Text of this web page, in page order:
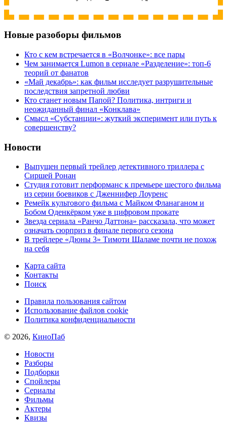
Новые разоборы фильмов
Кто с кем встречается в «Волчонке»: все пары
Чем занимается Lumon в сериале «Разделение»: топ-6
теорий от фанатов
«Май декабрь»: как фильм исследует разрушительные
последствия запретной любви
Кто станет новым Папой? Политика, интриги и
неожиданный финал «Конклава»
Cмысл «Субстанции»: жуткий эксперимент или путь к
совершенству?
Новости
Выпущен первый трейлер детективного триллера с
Сиршей Ронан
Студия готовит перформанс к премьере шестого фильма
из серии боевиков с Дженнифер Лоуренс
Ремейк культового фильма с Майком Фланаганом и
Бобом Оденкёрком уже в цифровом прокате
Звезда сериала «Ранчо Даттона» рассказала, что может
означать сюрприз в финале первого сезона
В трейлере «Дюны 3» Тимоти Шаламе почти не похож
на себя
Карта сайта
Контакты
Поиск
Правила пользования сайтом
Использование файлов cookie
Политика конфиденциальности
© 2026, КиноПаб
Новости
Разборы
Подборки
Спойлеры
Сериалы
Фильмы
Актеры
Квизы